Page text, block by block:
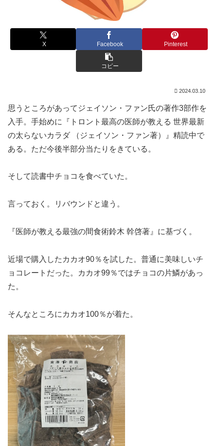
X Facebook Pinterest
コピー
2024.03.10
思うところがあってジェイソン・ファン氏の著作3部作を
入手。手始めに『トロント最高の医師が教える 世界最新
の太らないカラダ （ジェイソン・ファン著）』精読中で
ある。ただ今後半部分当たりをきている。
そして読書中チョコを食べていた。
言っておく。リバウンドと違う。
『医師が教える最強の間食術鈴木 幹啓著』に基づく。
近場で購入したカカオ90％を試した。普通に美味しいチ
ョコレートだった。カカオ99％ではチョコの片鱗があっ
た。
そんなところにカカオ100％が着た。